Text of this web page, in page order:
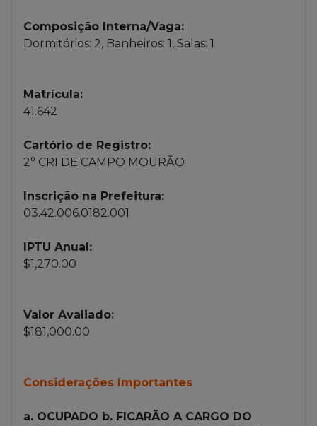
Composição Interna/Vaga:
Dormitórios: 2, Banheiros: 1, Salas: 1
Matrícula:
41.642
Cartório de Registro:
2° CRI DE CAMPO MOURÃO
Inscrição na Prefeitura:
03.42.006.0182.001
IPTU Anual:
$1,270.00
Valor Avaliado:
$181,000.00
Considerações Importantes
a. OCUPADO b. FICARÃO A CARGO DO